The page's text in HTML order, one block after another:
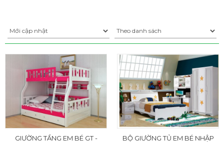
GIƯỜNG TẦNG EM BÉ GT -
BỘ GIƯỜNG TỦ EM BÉ NHẬP